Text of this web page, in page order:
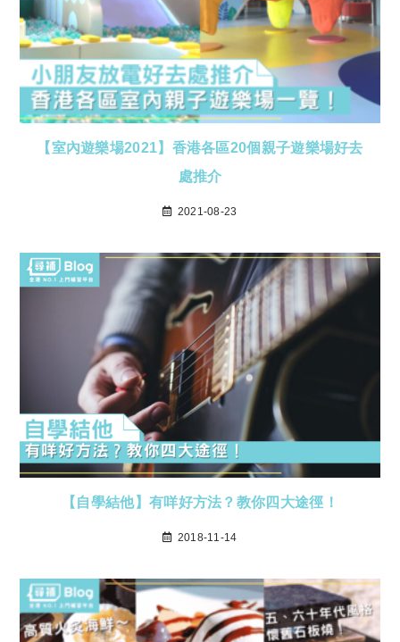
【室內遊樂場2021】香港各區20個親子遊樂場好去
處推介
2021-08-23
【自學結他】有咩好方法？教你四大途徑！
2018-11-14